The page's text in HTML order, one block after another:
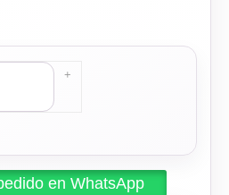
+
en WhatsApp